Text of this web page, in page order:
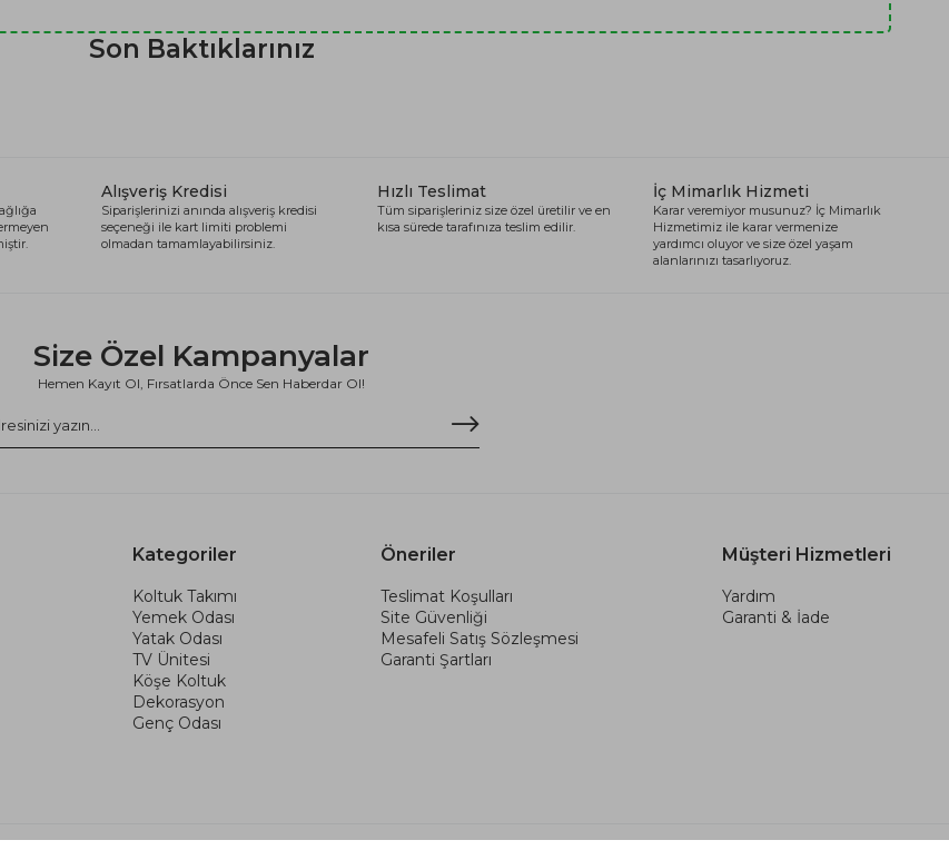
Son Baktıklarınız
Alışveriş Kredisi
Siparişlerinizi anında alışveriş kredisi
seçeneği ile kart limiti problemi
olmadan tamamlayabilirsiniz.
Hızlı Teslimat
Tüm siparişleriniz size özel üretilir ve en
kısa sürede tarafınıza teslim edilir.
İç Mimarlık Hizmeti
Karar veremiyor musunuz? İç Mimarlık
Hizmetimiz ile karar vermenize
yardımcı oluyor ve size özel yaşam
alanlarınızı tasarlıyoruz.
Size Özel Kampanyalar
Hemen Kayıt Ol, Fırsatlarda Önce Sen Haberdar Ol!
Kategoriler
Koltuk Takımı
Yemek Odası
Yatak Odası
TV Ünitesi
Köşe Koltuk
Dekorasyon
Genç Odası
Öneriler
Teslimat Koşulları
Site Güvenliği
Mesafeli Satış Sözleşmesi
Garanti Şartları
Müşteri Hizmetleri
Yardım
Garanti & İade